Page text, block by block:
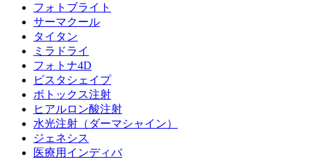
フォトブライト
サーマクール
タイタン
ミラドライ
フォトナ4D
ビスタシェイプ
ボトックス注射
ヒアルロン酸注射
水光注射 （ダーマシャイン）
ジェネシス
医療用インディバ